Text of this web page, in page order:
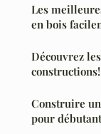
Les
en bois
Découvrez
constructions!
Construire
pour